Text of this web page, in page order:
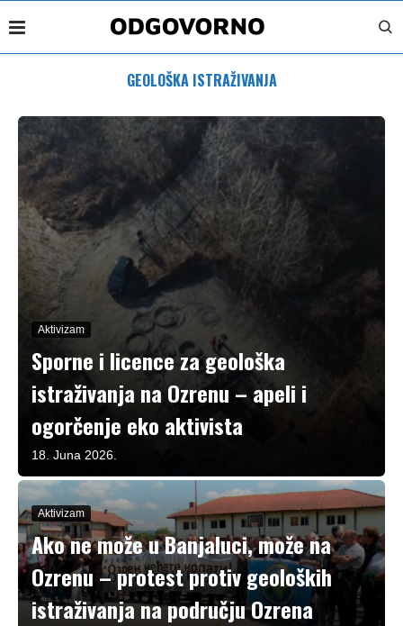
GEOLOŠKA ISTRAŽIVANJA
Aktivizam
Sporne i licence za geološka
istraživanja na Ozrenu – apeli i
ogorčenje eko aktivista
18. Juna 2026.
Aktivizam
Ako ne može u Banjaluci, može na
Ozrenu – protest protiv geoloških
istraživanja na području Ozrena